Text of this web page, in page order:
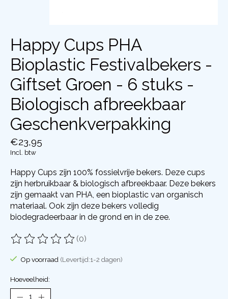
Happy Cups PHA
Bioplastic Festivalbekers -
Giftset Groen - 6 stuks -
Biologisch afbreekbaar
Geschenkverpakking
€23,95
Incl. btw
Happy Cups zijn 100% fossielvrije bekers. Deze cups
zijn herbruikbaar & biologisch afbreekbaar. Deze bekers
zijn gemaakt van PHA, een bioplastic van organisch
materiaal. Ook zijn deze bekers volledig
biodegradeerbaar in de grond en in de zee.
De beoordeling van dit product is
(0)
Op voorraad (Levertijd:1-2 dagen)
Hoeveelheid: